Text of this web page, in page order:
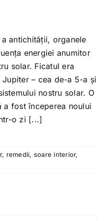
naturale
antichității, organele
energiei anumitor
solar. Ficatul era
Jupiter – cea de-a 5-a și
nostru solar. O
a fost începerea noului
o zi [...]
, remedii, soare interior,